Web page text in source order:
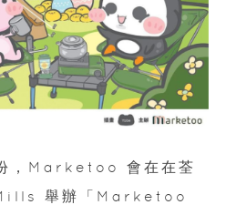
，Marketoo 會在在荃
舉辦「Marketoo